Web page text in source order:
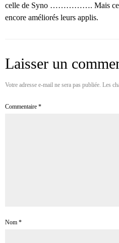
celle de Syno ……………. Mais ces
encore améliorés leurs applis.
Laisser un
Votre adresse e-mail ne sera pas publiée. Les
Commentaire *
Nom *